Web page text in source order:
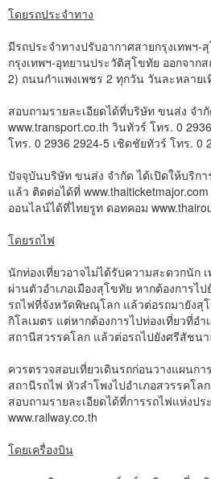
โดยรถประจำทาง
มีรถประจำทางปรับอากาศสายกรุงเทพฯ-
กรุงเทพฯ-อุทยานประวัติสุโขทัย ออกจาก
2) ถนนกำแพงเพชร 2 ทุกวัน วันละหลายเ
สอบถามรายละเอียดได้ที่บริษัท ขนส่ง จำ
www.transport.co.th วินทัวร์ โทร. 0
โทร. 0 2936 2924-5 เชิดชัยทัวร์ โทร. 0
ปัจจุบันบริษัท ขนส่ง จำกัด ได้เปิดให้บริก
แล้ว ติดต่อได้ที่
ออนไลน์ได้ที่ไทยรูท ดอทคอม
โดยรถไฟ
นักท่องเที่ยวอาจไม่ได้รับความสะดวกนัก
ผ่านตัวอำเภอเมืองสุโขทัย หากต้องการไป
รถไฟที่จังหวัดพิษณุโลก แล้วต่อรถมายังสุ
กิโลเมตร แต่หากต้องการไปท่องเที่ยวที่อ
สถานีสวรรคโลก แล้วต่อรถไปยังศรีสัชนา
ควรตรวจสอบเที่ยวเดินรถก่อนวางแผนก
สถานีรถไฟ หัวลำโพงไปอำเภอสวรรคโ
สอบถามรายละเอียดได้ที่การรถไฟแห่งปร
www.railway.co.th
โดยเครื่องบิน